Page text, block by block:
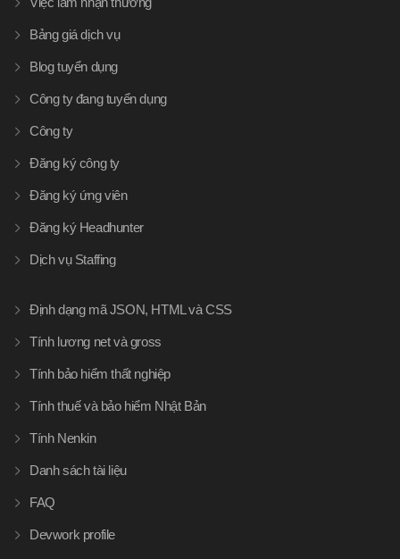
Bảng giá dịch vụ
Blog tuyển dụng
Công ty đang tuyển dụng
Công ty
Đăng ký công ty
Đăng ký ứng viên
Đăng ký Headhunter
Dịch vụ Staffing
Định dạng mã JSON, HTML và CSS
Tính lương net và gross
Tính bảo hiểm thất nghiệp
Tính thuế và bảo hiểm Nhật Bản
Tính Nenkin
Danh sách tài liệu
FAQ
Devwork profile